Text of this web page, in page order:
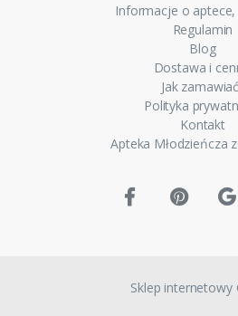
Informacje o aptece,
Regulamin
Blog
Dostawa i
Jak
Polityka
Kontakt
Apteka Młodzieńcza
Sklep internetowy